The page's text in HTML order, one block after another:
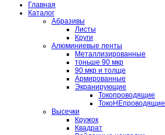
Главная
Каталог
Абразивы
Листы
Круги
Алюминиевые ленты
Металлизированные
тоньше 90 мкр
90 мкр и толще
Армированные
Экранирующие
Токопроводящие
ТокоНЕпроводящие
Высечки
Кружок
Квадрат